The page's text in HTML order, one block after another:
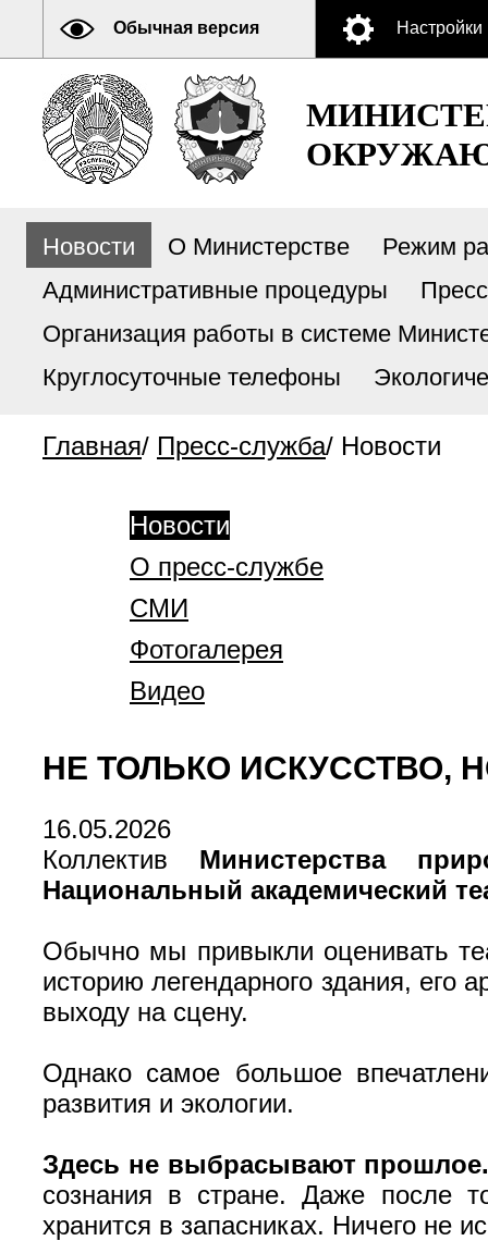
Обычная версия Настройки
Новости О Министерстве
Режим
Административные процедуры
Организация работы в системе
Круглосуточные телефоны
Главная/ Пресс-служба/ Новости
Новости
О пресс-службе
СМИ
Фотогалерея
Видео
НЕ ТОЛЬКО ИСКУССТВО,
16.05.2026
Коллектив Министерства
Национальный академический
Обычно мы привыкли оценивать
историю легендарного здания, его
выходу на сцену.
Однако самое большое
развития и экологии.
Здесь не выбрасывают
сознания в стране. Даже после
хранится в запасниках. Ничего не